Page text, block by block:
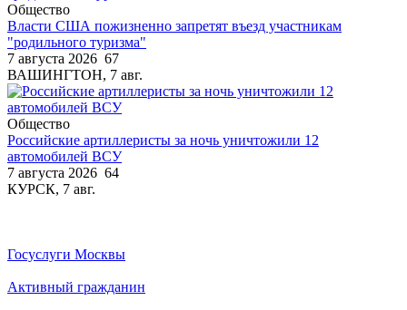
Общество
Власти США пожизненно запретят въезд участникам
"родильного туризма"
7 августа 2026 67
ВАШИНГТОН, 7 авг.
Общество
Российские артиллеристы за ночь уничтожили 12
автомобилей ВСУ
7 августа 2026 64
КУРСК, 7 авг.
Госуслуги Москвы
Активный гражданин